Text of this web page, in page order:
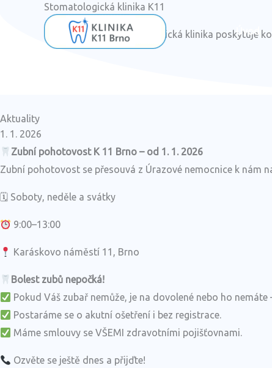
Úvod
Stomatologická klinika K11
Specializovaná stomatologická klinika poskytuje
Aktuality
1. 1. 2026
Zubní pohotovost K 11 Brno – od 1. 1. 2026
Zubní pohotovost se přesouvá z Úrazové nemocnice k nám
🗓 Soboty, neděle a svátky
9:00–13:00
Karáskovo náměstí 11, Brno
Bolest zubů nepočká!
Pokud Váš zubař nemůže, je na dovolené nebo ho
Postaráme se o akutní ošetření i bez registrace.
Máme smlouvy se VŠEMI zdravotními pojišťovnami.
Ozvěte se ještě dnes a přijďte!